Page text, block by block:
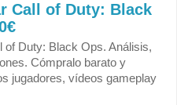
Call of Duty: Black
of Duty: Black Ops. Análisis,
Cómpralo barato y
jugadores, vídeos gameplay